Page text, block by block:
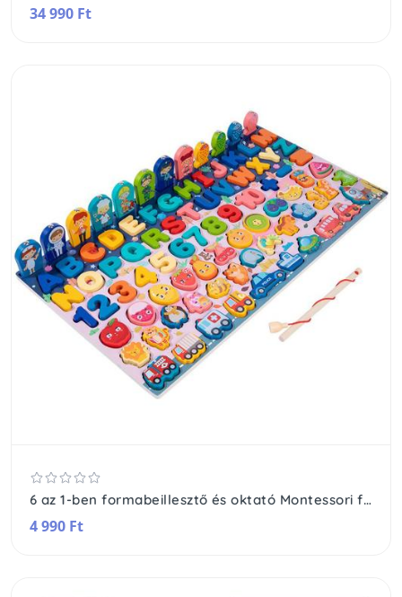
34 990 Ft
6 az 1-ben formabeillesztő és oktató Montessori fajáték
4 990 Ft